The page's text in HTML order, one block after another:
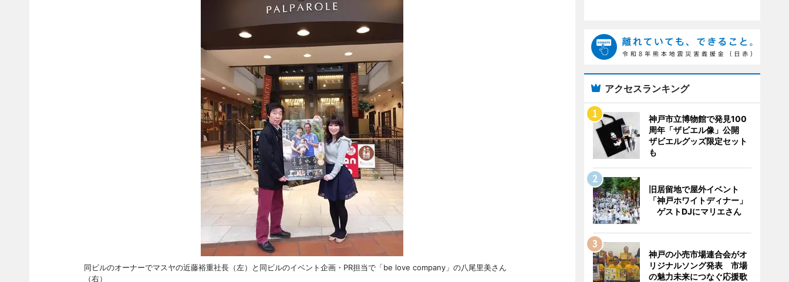
同ビルのオーナーでマスヤの近藤裕重社長（左）と同ビルのイベント企画・PR担当で「be love company」の八尾里美さん
（右）
アクセスランキング
神戸市立博物館で発見100
周年「ザビエル像」公開
ザビエルグッズ限定セット
も
旧居留地で屋外イベント
「神戸ホワイトディナー」
ゲストDJにマリエさん
神戸の小売市場連合会がオ
リジナルソング発表 市場
の魅力未来につなぐ応援歌